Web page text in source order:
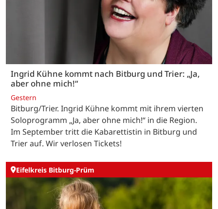
Ingrid Kühne kommt nach Bitburg und Trier: „Ja,
aber ohne mich!“
Gestern
Bitburg/Trier. Ingrid Kühne kommt mit ihrem vierten
Soloprogramm „Ja, aber ohne mich!“ in die Region.
Im September tritt die Kabarettistin in Bitburg und
Trier auf. Wir verlosen Tickets!
Eifelkreis Bitburg-Prüm